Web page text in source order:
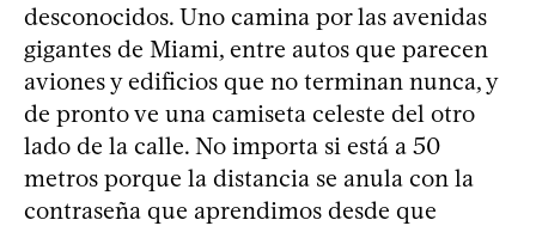
desconocidos. Uno camina por las avenidas
gigantes de Miami, entre autos que parecen
aviones y edificios que no terminan nunca, y
de pronto ve una camiseta celeste del otro
lado de la calle. No importa si está a 50
metros porque la distancia se anula con la
contraseña que aprendimos desde que